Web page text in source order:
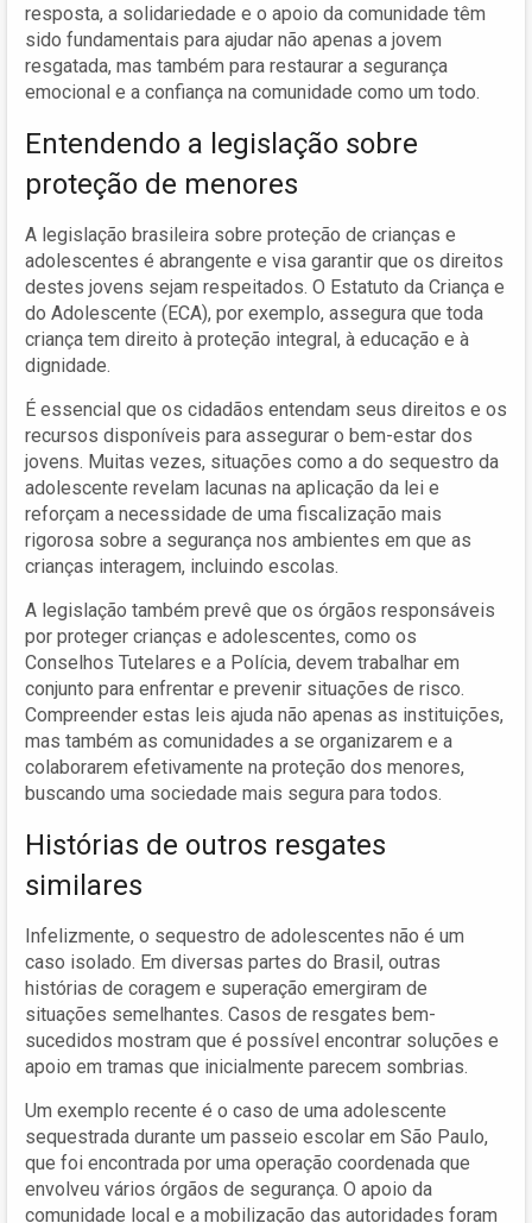
resposta, a solidariedade e o apoio da comunidade têm
sido fundamentais para ajudar não apenas a jovem
resgatada, mas também para restaurar a segurança
emocional e a confiança na comunidade como um todo.
Entendendo a legislação sobre
proteção de menores
A legislação brasileira sobre proteção de crianças e
adolescentes é abrangente e visa garantir que os direitos
destes jovens sejam respeitados. O Estatuto da Criança e
do Adolescente (ECA), por exemplo, assegura que toda
criança tem direito à proteção integral, à educação e à
dignidade.
É essencial que os cidadãos entendam seus direitos e os
recursos disponíveis para assegurar o bem-estar dos
jovens. Muitas vezes, situações como a do sequestro da
adolescente revelam lacunas na aplicação da lei e
reforçam a necessidade de uma fiscalização mais
rigorosa sobre a segurança nos ambientes em que as
crianças interagem, incluindo escolas.
A legislação também prevê que os órgãos responsáveis
por proteger crianças e adolescentes, como os
Conselhos Tutelares e a Polícia, devem trabalhar em
conjunto para enfrentar e prevenir situações de risco.
Compreender estas leis ajuda não apenas as instituições,
mas também as comunidades a se organizarem e a
colaborarem efetivamente na proteção dos menores,
buscando uma sociedade mais segura para todos.
Histórias de outros resgates
similares
Infelizmente, o sequestro de adolescentes não é um
caso isolado. Em diversas partes do Brasil, outras
histórias de coragem e superação emergiram de
situações semelhantes. Casos de resgates bem-
sucedidos mostram que é possível encontrar soluções e
apoio em tramas que inicialmente parecem sombrias.
Um exemplo recente é o caso de uma adolescente
sequestrada durante um passeio escolar em São Paulo,
que foi encontrada por uma operação coordenada que
envolveu vários órgãos de segurança. O apoio da
comunidade local e a mobilização das autoridades foram